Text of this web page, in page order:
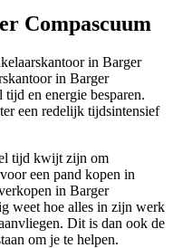
Compascuum
in Barger
in Barger
tijd en energie besparen.
een redelijk tijdsintensief
tijd kwijt zijn om
een pand kopen in
in Barger
weet hoe alles in zijn werk
Dit is dan ook de
om je te helpen.